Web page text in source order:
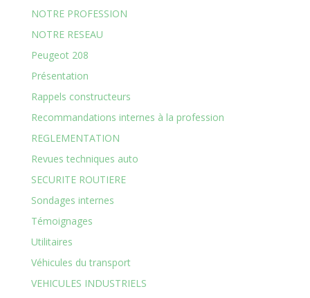
NOTRE PROFESSION
NOTRE RESEAU
Peugeot 208
Présentation
Rappels constructeurs
Recommandations internes à la profession
REGLEMENTATION
Revues techniques auto
SECURITE ROUTIERE
Sondages internes
Témoignages
Utilitaires
Véhicules du transport
VEHICULES INDUSTRIELS